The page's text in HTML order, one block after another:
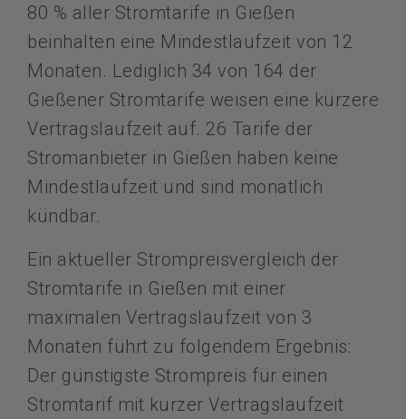
80 % aller Stromtarife in Gießen
beinhalten eine Mindestlaufzeit von 12
Monaten. Lediglich 34 von 164 der
Gießener Stromtarife weisen eine kürzere
Vertragslaufzeit auf. 26 Tarife der
Stromanbieter in Gießen haben keine
Mindestlaufzeit und sind monatlich
kündbar.
Ein aktueller Strompreisvergleich der
Stromtarife in Gießen mit einer
maximalen Vertragslaufzeit von 3
Monaten führt zu folgendem Ergebnis:
Der günstigste Strompreis für einen
Stromtarif mit kurzer Vertragslaufzeit